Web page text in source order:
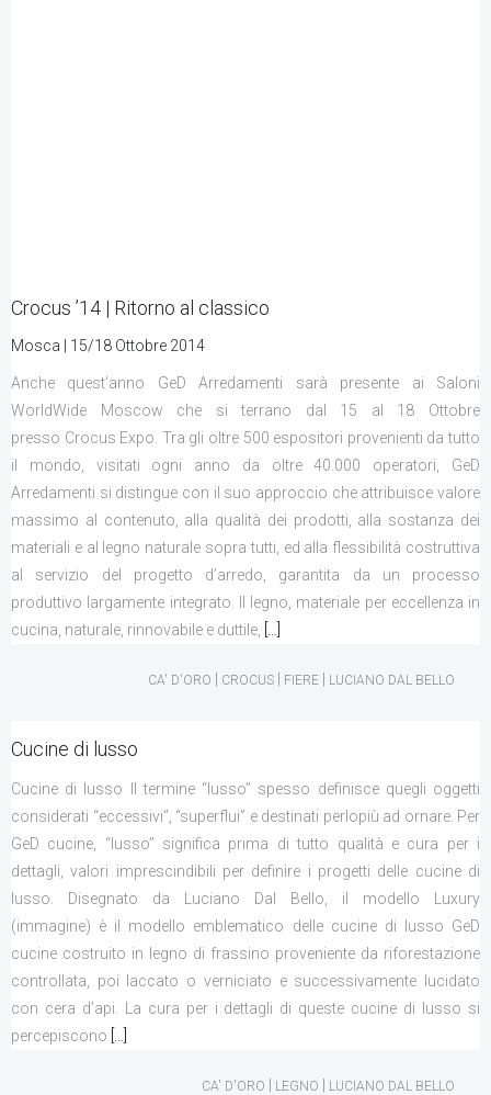
Crocus ’14 | Ritorno al classico
Mosca | 15/18 Ottobre 2014
Anche quest’anno GeD Arredamenti sarà presente ai Saloni
WorldWide Moscow che si terrano dal 15 al 18 Ottobre
presso Crocus Expo. Tra gli oltre 500 espositori provenienti da tutto
il mondo, visitati ogni anno da oltre 40.000 operatori, GeD
Arredamenti si distingue con il suo approccio che attribuisce valore
massimo al contenuto, alla qualità dei prodotti, alla sostanza dei
materiali e al legno naturale sopra tutti, ed alla flessibilità costruttiva
al servizio del progetto d’arredo, garantita da un processo
produttivo largamente integrato. Il legno, materiale per eccellenza in
cucina, naturale, rinnovabile e duttile,
CA' D'ORO CROCUS FIERE LUCIANO DAL BELLO
Cucine di lusso
Cucine di lusso Il termine “lusso” spesso definisce quegli oggetti
considerati “eccessivi”, “superflui” e destinati perlopiù ad ornare. Per
GeD cucine, “lusso” significa prima di tutto qualità e cura per i
dettagli, valori imprescindibili per definire i progetti delle cucine di
lusso. Disegnato da Luciano Dal Bello, il modello Luxury
(immagine) è il modello emblematico delle cucine di lusso GeD
cucine costruito in legno di frassino proveniente da riforestazione
controllata, poi laccato o verniciato e successivamente lucidato
con cera d’api. La cura per i dettagli di queste cucine di lusso si
percepiscono
CA' D'ORO LEGNO LUCIANO DAL BELLO